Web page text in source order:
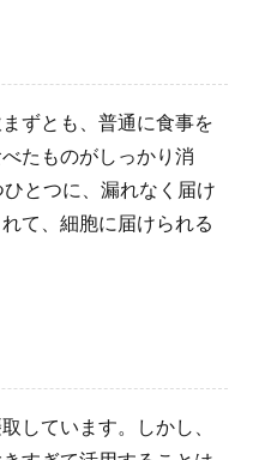
ずとも、普通に食事を
たものがしっかり消
とつに、漏れなく届け
て、細胞に届けられる
しています。しかし、